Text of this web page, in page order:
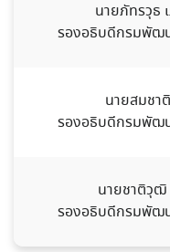
นายภัทรวุธ
รองอธิบดีกรมพัฒ
นายสมชา
รองอธิบดีกรมพัฒ
นายชาติวุ
รองอธิบดีกรมพัฒ